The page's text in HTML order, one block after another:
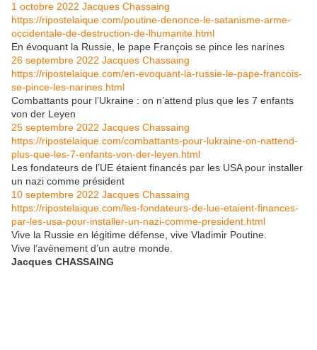
1 octobre 2022 Jacques Chassaing
https://ripostelaique.com/poutine-denonce-le-satanisme-arme-
occidentale-de-destruction-de-lhumanite.html
En évoquant la Russie, le pape François se pince les narines
26 septembre 2022 Jacques Chassaing
https://ripostelaique.com/en-evoquant-la-russie-le-pape-francois-
se-pince-les-narines.html
Combattants pour l’Ukraine : on n’attend plus que les 7 enfants
von der Leyen
25 septembre 2022 Jacques Chassaing
https://ripostelaique.com/combattants-pour-lukraine-on-nattend-
plus-que-les-7-enfants-von-der-leyen.html
Les fondateurs de l’UE étaient financés par les USA pour installer
un nazi comme président
10 septembre 2022 Jacques Chassaing
https://ripostelaique.com/les-fondateurs-de-lue-etaient-finances-
par-les-usa-pour-installer-un-nazi-comme-president.html
Vive la Russie en légitime défense, vive Vladimir Poutine.
Vive l’avènement d’un autre monde.
Jacques CHASSAING